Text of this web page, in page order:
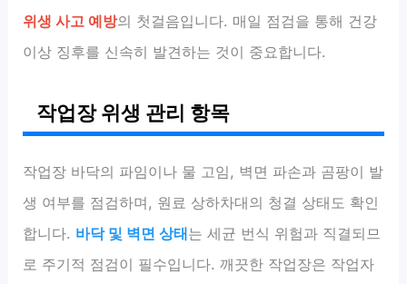
위생 사고 예방의 첫걸음입니다. 매일 점검을 통해 건강
이상 징후를 신속히 발견하는 것이 중요합니다.
작업장 위생 관리 항목
작업장 바닥의 파임이나 물 고임, 벽면 파손과 곰팡이 발
생 여부를 점검하며, 원료 상하차대의 청결 상태도 확인
합니다. 바닥 및 벽면 상태는 세균 번식 위험과 직결되므
로 주기적 점검이 필수입니다. 깨끗한 작업장은 작업자